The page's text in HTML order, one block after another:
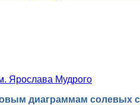
Ярослава Мудрого
диаграммам солевых